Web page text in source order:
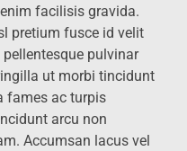
facilisis gravida.
pretium fusce id velit
pulvinar
ut morbi tincidunt
fames ac turpis
arcu non
Accumsan lacus vel